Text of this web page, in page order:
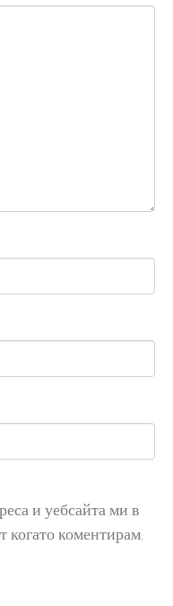
и уебсайта ми в
когато коментирам.